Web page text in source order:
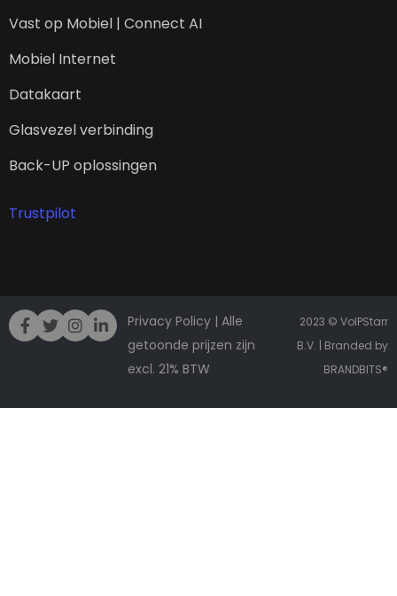
Vast op Mobiel | Connect AI
Mobiel Internet
Datakaart
Glasvezel verbinding
Back-UP oplossingen
Trustpilot
Privacy Policy | Alle
getoonde prijzen zijn
excl. 21% BTW
2023 © VoIPStarr
B.V. | Branded by
BRANDBITS®